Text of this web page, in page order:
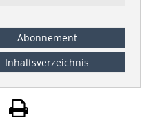
Abonnement
Inhaltsverzeichnis